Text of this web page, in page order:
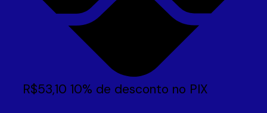
R$53,10 10% de desconto no PIX